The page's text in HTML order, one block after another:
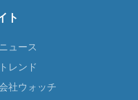
ト
ュース
レンド
社ウォッチ